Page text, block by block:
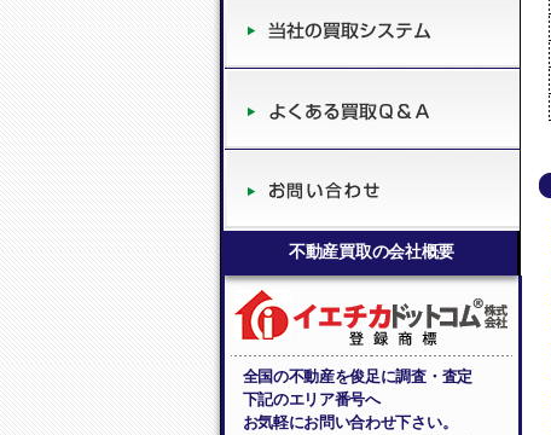
不動産買取の会社概要
全国の不動産を俊足に調査・査定
下記のエリア番号へ
お気軽にお問い合わせ下さい。